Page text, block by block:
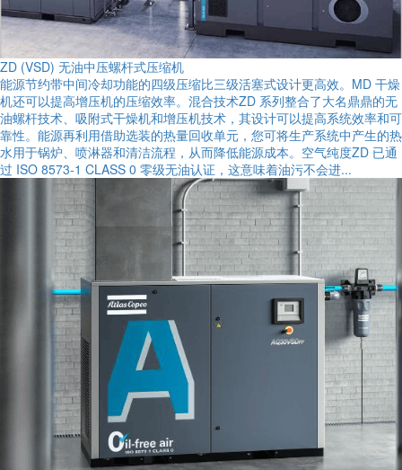
ZD (VSD) 无油中压螺杆式压缩机
能源节约带中间冷却功能的四级压缩比三级活塞式设计更高效。MD 干燥
机还可以提高增压机的压缩效率。混合技术ZD 系列整合了大名鼎鼎的无
油螺杆技术、吸附式干燥机和增压机技术，其设计可以提高系统效率和可
靠性。能源再利用借助选装的热量回收单元，您可将生产系统中产生的热
水用于锅炉、喷淋器和清洁流程，从而降低能源成本。空气纯度ZD 已通
过 ISO 8573-1 CLASS 0 零级无油认证，这意味着油污不会进...